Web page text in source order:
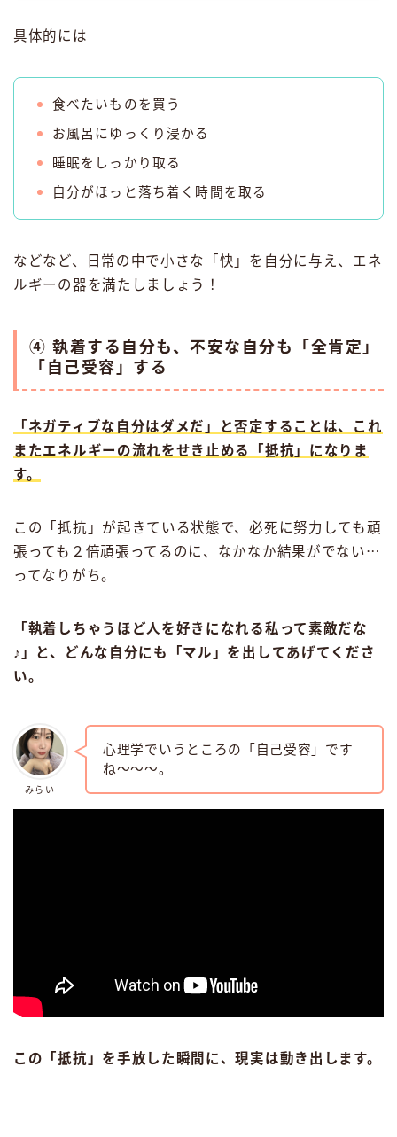
具体的には
食べたいものを買う
お風呂にゆっくり浸かる
睡眠をしっかり取る
自分がほっと落ち着く時間を取る
などなど、日常の中で小さな「快」を自分に与え、エネ
ルギーの器を満たしましょう！
④ 執着する自分も、不安な自分も「全肯定」
「自己受容」する
「ネガティブな自分はダメだ」と否定することは、これ
またエネルギーの流れをせき止める「抵抗」になりま
す。
この「抵抗」が起きている状態で、必死に努力しても頑
張っても２倍頑張ってるのに、なかなか結果がでない⋯
ってなりがち。
「執着しちゃうほど人を好きになれる私って素敵だな
♪」と、どんな自分にも「マル」を出してあげてくださ
い。
みらい
心理学でいうところの「自己受容」です
ね〜〜〜。
この「抵抗」を手放した瞬間に、現実は動き出します。